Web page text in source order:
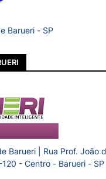
Barueri - SP
Barueri | Rua Prof. João
- Centro - Barueri - SP